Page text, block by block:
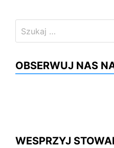
OBSERWUJ NAS
WESPRZYJ